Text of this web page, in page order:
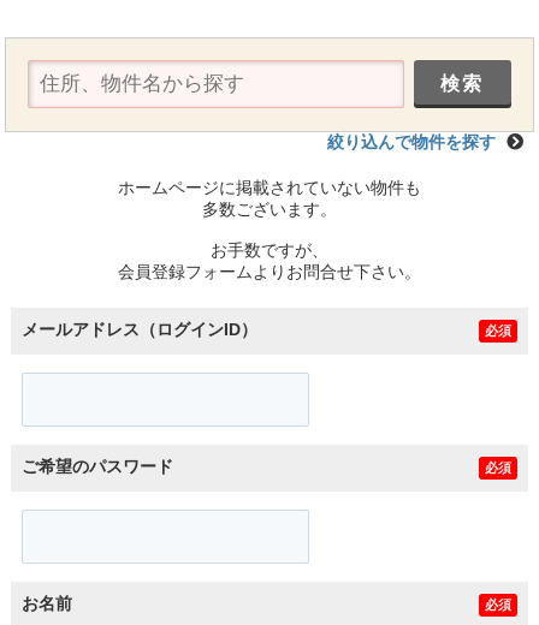
絞り込んで物件を探す
ホームページに掲載されていない物件も
多数ございます。
お手数ですが、
会員登録フォームよりお問合せ下さい。
メールアドレス（ログインID） 必須
ご希望のパスワード 必須
お名前 必須